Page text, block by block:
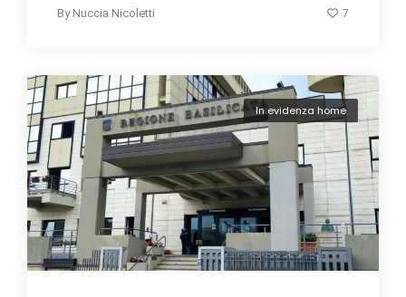
By Nuccia Nicoletti 7
In evidenza home